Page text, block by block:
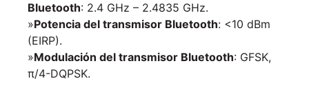
Bluetooth: 2.4 GHz – 2.4835 GHz.
»Potencia del transmisor Bluetooth: <10 dBm
(EIRP).
»Modulación del transmisor Bluetooth: GFSK,
π/4-DQPSK.